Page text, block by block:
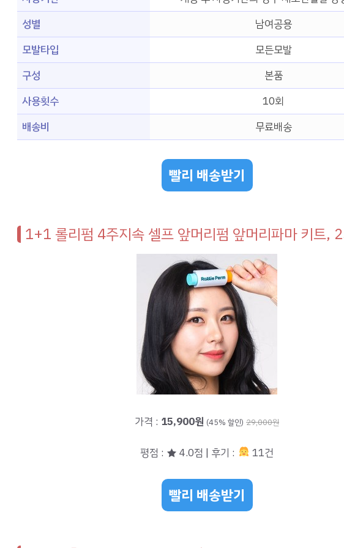
성별
남여공용
모발타입
모든모발
구성
본품
사용횟수
10회
배송비
무료배송
빨리 배송받기
1+1 롤리펌 4주지속 셀프 앞머리펌 앞머리파마 키트,
가격 : 15,900원 (45% 할인) 29,000원
평점 : ★ 4.0점 | 후기 : 11건
빨리 배송받기